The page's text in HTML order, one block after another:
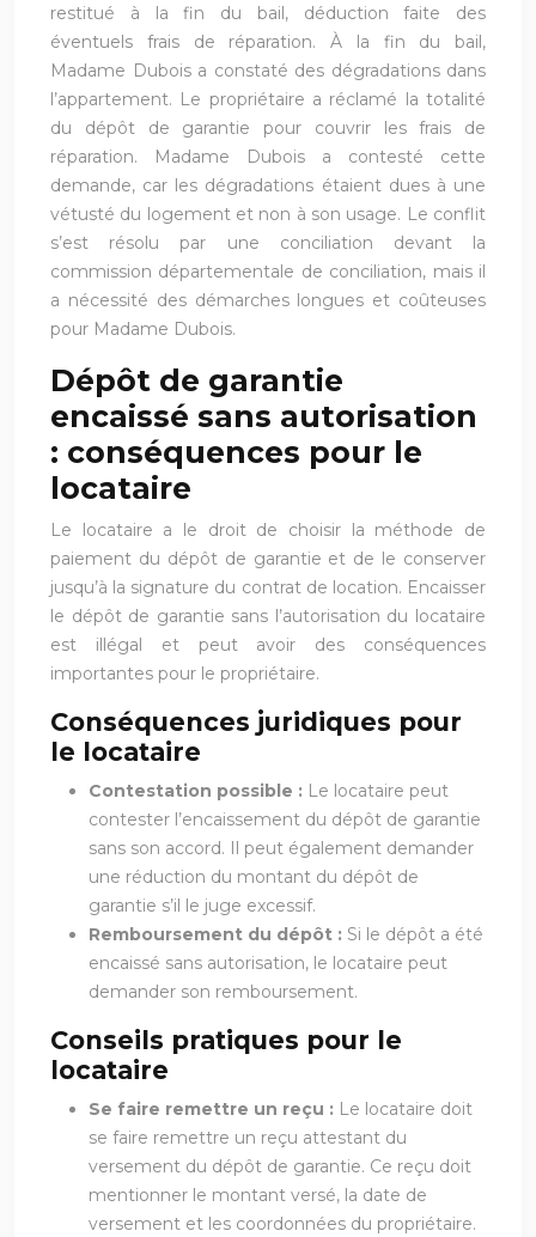
restitué à la fin du bail, déduction faite des
éventuels frais de réparation. À la fin du bail,
Madame Dubois a constaté des dégradations dans
l’appartement. Le propriétaire a réclamé la totalité
du dépôt de garantie pour couvrir les frais de
réparation. Madame Dubois a contesté cette
demande, car les dégradations étaient dues à une
vétusté du logement et non à son usage. Le conflit
s’est résolu par une conciliation devant la
commission départementale de conciliation, mais il
a nécessité des démarches longues et coûteuses
pour Madame Dubois.
Dépôt de garantie
encaissé sans autorisation
: conséquences pour le
locataire
Le locataire a le droit de choisir la méthode de
paiement du dépôt de garantie et de le conserver
jusqu’à la signature du contrat de location. Encaisser
le dépôt de garantie sans l’autorisation du locataire
est illégal et peut avoir des conséquences
importantes pour le propriétaire.
Conséquences juridiques pour
le locataire
Contestation possible : Le locataire peut
contester l’encaissement du dépôt de garantie
sans son accord. Il peut également demander
une réduction du montant du dépôt de
garantie s’il le juge excessif.
Remboursement du dépôt : Si le dépôt a été
encaissé sans autorisation, le locataire peut
demander son remboursement.
Conseils pratiques pour le
locataire
Se faire remettre un reçu : Le locataire doit
se faire remettre un reçu attestant du
versement du dépôt de garantie. Ce reçu doit
mentionner le montant versé, la date de
versement et les coordonnées du propriétaire.